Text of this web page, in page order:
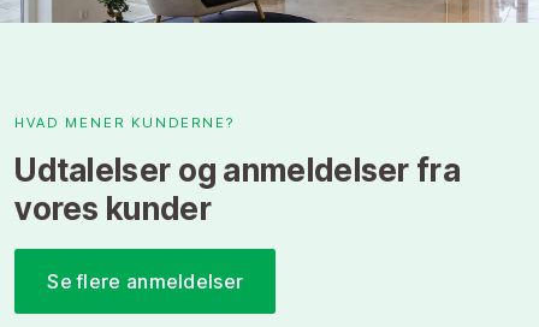
​HVAD MENER KUNDERNE?
Udtalelser og anmeldelser fra
vores kunder
Se flere anmeldelser